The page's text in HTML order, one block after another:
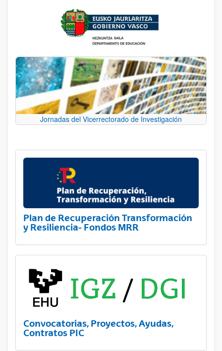
Jornadas del Vicerrectorado de Investigación
Plan de Recuperación Transformación
y Resiliencia- Fondos MRR
Convocatorias, Proyectos, Ayudas,
Contratos PIC